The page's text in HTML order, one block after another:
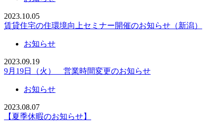
2023.10.05
賃貸住宅の住環境向上セミナー開催のお知らせ（新潟）
お知らせ
2023.09.19
9月19日（火） 営業時間変更のお知らせ
お知らせ
2023.08.07
【夏季休暇のお知らせ】